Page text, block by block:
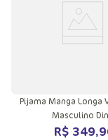
Pijama Manga Longa
Masculino
R$ 349,